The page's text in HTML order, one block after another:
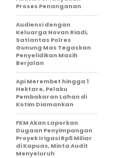
Proses Penanganan
Audiensi dengan
Keluarga Novan Riadi,
Satlantas Polres
Gunung Mas Tegaskan
Penyelidikan Masih
Berjalan
Api Merembet hingga 1
Hektare, Pelaku
Pembakaran Lahan di
Kotim Diamankan
FKM Akan Laporkan
Dugaan Penyimpangan
Proyek Irigasi Rp5 Miliar
di Kapuas, Minta Audit
Menyeluruh